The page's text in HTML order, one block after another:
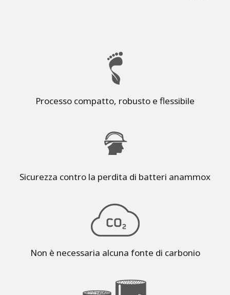
Processo compatto, robusto e flessibile
Sicurezza contro la perdita di batteri anammox
Non è necessaria alcuna fonte di carbonio